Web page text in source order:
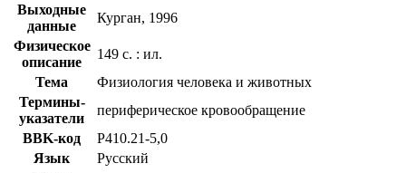
Выходные
данные
Курган, 1996
Физическое
описание
149 с. : ил.
Тема
Физиология человека и животных
Термины-
указатели
периферическое кровообращение
BBK-код
Р410.21-5,0
Язык
Русский